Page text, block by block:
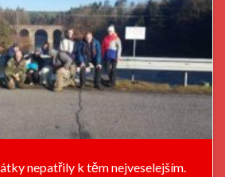
nepatřily k těm nejveselejším.